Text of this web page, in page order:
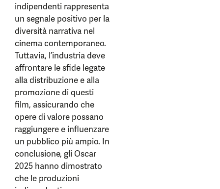
indipendenti rappresenta
un segnale positivo per la
diversità narrativa nel
cinema contemporaneo.
Tuttavia, l’industria deve
affrontare le sfide legate
alla distribuzione e alla
promozione di questi
film, assicurando che
opere di valore possano
raggiungere e influenzare
un pubblico più ampio. In
conclusione, gli Oscar
2025 hanno dimostrato
che le produzioni